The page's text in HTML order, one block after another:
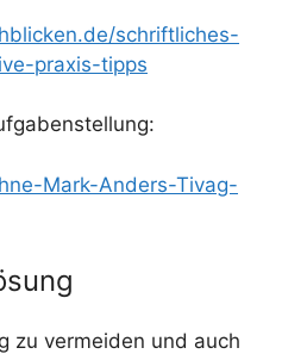
schriftliches-
praxis-tipps
Mark-Anders-Tivag-
zu vermeiden und auch